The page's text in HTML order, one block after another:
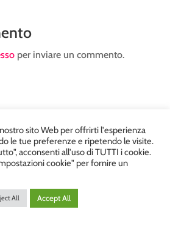
per inviare un commento.
– via Carducci, 12 – Chiavenna –
– Tel. 0343 36560 – Sito
da
sito Web per offrirti l'esperienza
le tue preferenze e ripetendo le visite.
acconsenti all'uso di TUTTI i cookie.
cookie" per fornire un
All Accept All